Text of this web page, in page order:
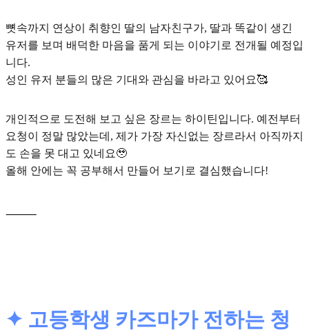
뼛속까지 연상이 취향인 딸의 남자친구가, 딸과 똑같이 생긴
유저를 보며 배덕한 마음을 품게 되는 이야기로 전개될 예정입
니다.
성인 유저 분들의 많은 기대와 관심을 바라고 있어요🥰
개인적으로 도전해 보고 싶은 장르는 하이틴입니다. 예전부터
요청이 정말 많았는데, 제가 가장 자신없는 장르라서 아직까지
도 손을 못 대고 있네요🥹
올해 안에는 꼭 공부해서 만들어 보기로 결심했습니다!
⸻
✦ 고등학생 카즈마가 전하는 청